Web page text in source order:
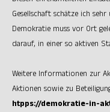
Gesellschaft schätze ich
Demokratie muss vor Ort
darauf, in einer so aktiven
Weitere Informationen zur
Aktionen sowie zu
htpps://demokratie-in-